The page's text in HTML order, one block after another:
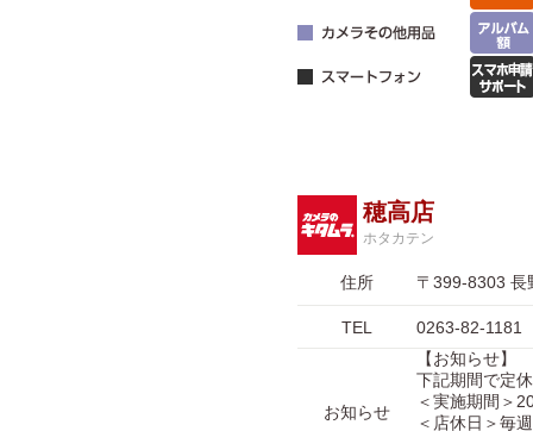
穂高店
ホタカテン
住所 〒399-8303 長
TEL 0263-82-1181
お知らせ
【お知らせ】
下記期間で定
＜実施期間＞
＜店休日＞毎